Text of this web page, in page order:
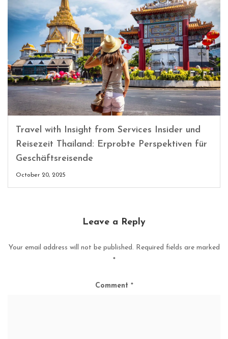
Travel with Insight from Services Insider und
Reisezeit Thailand: Erprobte Perspektiven für
Geschäftsreisende
October 20, 2025
Leave a Reply
Your email address will not be published. Required fields are marked
*
Comment *